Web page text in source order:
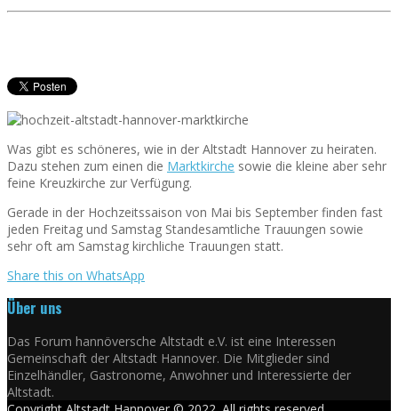
Was gibt es schöneres, wie in der Altstadt Hannover zu heiraten.
Dazu stehen zum einen die Marktkirche sowie die kleine aber sehr
feine Kreuzkirche zur Verfügung.
Gerade in der Hochzeitssaison von Mai bis September finden fast
jeden Freitag und Samstag Standesamtliche Trauungen sowie
sehr oft am Samstag kirchliche Trauungen statt.
Share this on WhatsApp
Über uns
Das Forum hannöversche Altstadt e.V. ist eine Interessen
Gemeinschaft der Altstadt Hannover. Die Mitglieder sind
Einzelhändler, Gastronome, Anwohner und Interessierte der
Altstadt.